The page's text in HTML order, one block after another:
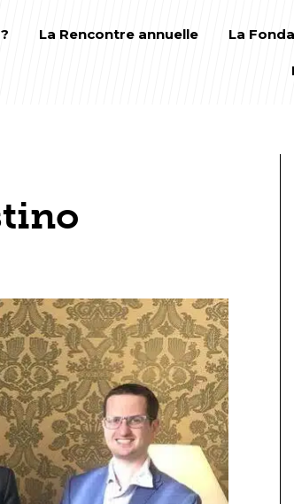
La Rencontre annuelle La